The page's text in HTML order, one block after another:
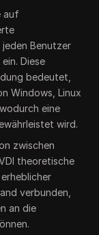
auf
Benutzer
Diese
bedeutet,
Windows, Linux
eine
wird.
zwischen
theoretische
verbunden,
an die